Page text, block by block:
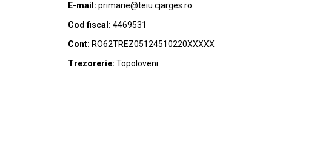
E-mail: primarie@teiu.cjarges.ro
Cod fiscal: 4469531
Cont: RO62TREZ05124510220XXXXX
Trezorerie: Topoloveni